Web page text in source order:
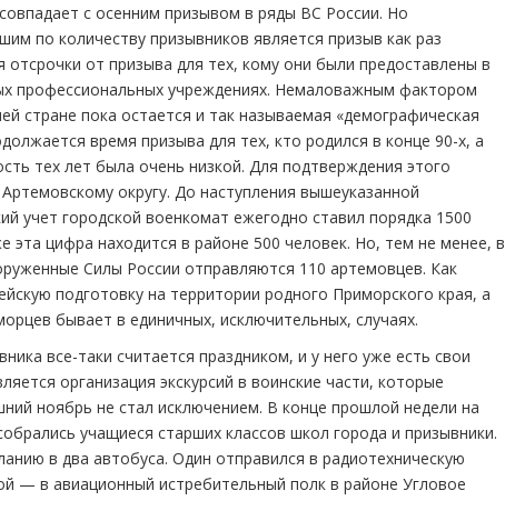
с осенним призывом в ряды ВС России. Но
по количеству призывников является призыв как раз
от призыва для тех, кому они были предоставлены в
профессиональных учреждениях. Немаловажным фактором
стране пока остается и так называемая «демографическая
время призыва для тех, кто родился в конце 90-х, а
тех лет была очень низкой. Для подтверждения этого
округу. До наступления вышеуказанной
учет городской военкомат ежегодно ставил порядка 1500
эта цифра находится в районе 500 человек. Но, тем не менее, в
Силы России отправляются 110 артемовцев. Как
подготовку на территории родного Приморского края, а
бывает в единичных, исключительных, случаях.
все-таки считается праздником, и у него уже есть свои
организация экскурсий в воинские части, которые
ноябрь не стал исключением. В конце прошлой недели на
учащиеся старших классов школ города и призывники.
в два автобуса. Один отправился в радиотехническую
— в авиационный истребительный полк в районе Угловое